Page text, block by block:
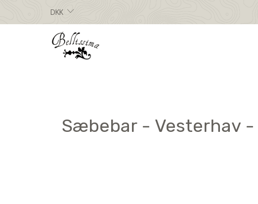
DKK
Sæbebar - Vesterhav